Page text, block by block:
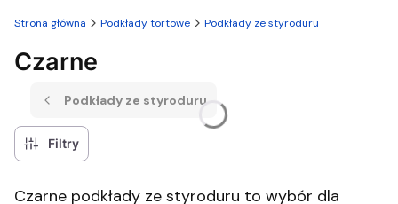
Strona główna Podkłady tortowe Podkłady ze styroduru
Czarne
Podkłady ze styroduru
Filtry
Czarne podkłady ze styroduru to wybór dla